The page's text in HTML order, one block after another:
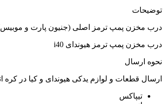
توضیحات
درب مخزن پمپ ترمز اصلی (جنیون پارت و
درب مخزن پمپ ترمز هیوندای i40
نحوه ارسال
ارسال قطعات و لوازم یدکی هیوندای و کیا در
تیپاکس